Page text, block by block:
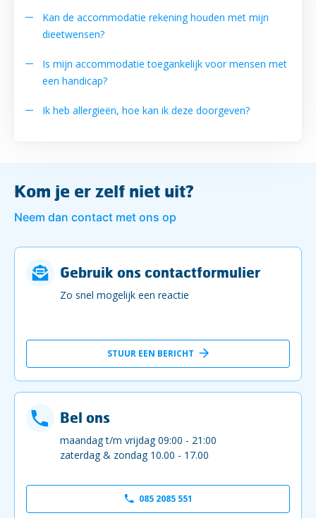
Kan de accommodatie rekening houden met mijn
dieetwensen?
Is mijn accommodatie toegankelijk voor mensen met
een handicap?
Ik heb allergieën, hoe kan ik deze doorgeven?
Kom je er zelf niet uit?
Neem dan contact met ons op
Gebruik ons contactformulier
Zo snel mogelijk een reactie
STUUR EEN BERICHT
Bel ons
maandag t/m vrijdag 09:00 - 21:00
zaterdag & zondag 10.00 - 17.00
085 2085 551